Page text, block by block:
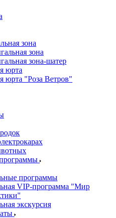
зона
зона
зона-шатер
юрта
юрта "Роза Ветров"
программы
VIP-программа "Мир
экскурсия